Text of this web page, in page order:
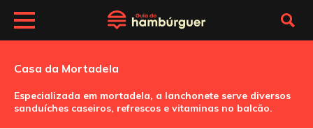
Casa da Mortadela
Especializada em mortadela, a lanchonete serve diversos
sanduíches caseiros, refrescos e vitaminas no balcão.